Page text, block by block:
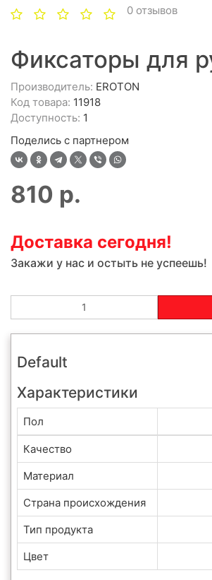
0 отзывов
Фиксаторы для
Производитель: EROTON
Код товара: 11918
Доступность: 1
Поделись с партнером
810 р.
Доставка сегодня!
Закажи у нас и остыть не успеешь!
Default
Характеристики
Пол
Качество
Материал
Страна происхождения
Тип продукта
Цвет